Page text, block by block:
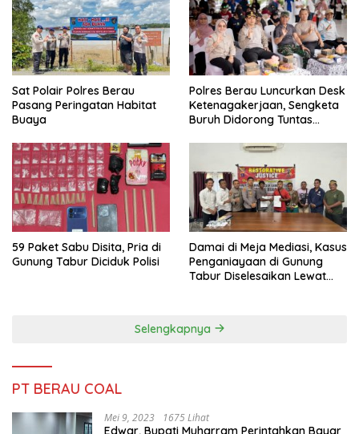
Sat Polair Polres Berau
Pasang Peringatan Habitat
Buaya
Polres Berau Luncurkan Desk
Ketenagakerjaan, Sengketa
Buruh Didorong Tuntas
59 Paket Sabu Disita, Pria di
Gunung Tabur Diciduk Polisi
Damai di Meja Mediasi, Kasus
Penganiayaan di Gunung
Tabur Diselesaikan Lewat
Selengkapnya
PT BERAU COAL
Mei 9, 2023 1675 Lihat
Edwar, Bupati Muharram Perintahkan Bayar